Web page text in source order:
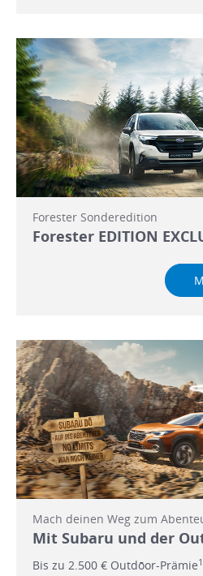
Forester Sonderedition
Forester EDITION
Mach deinen Weg zum
Mit Subaru und der
Bis zu 2.500 € Outdōor-Prämie1